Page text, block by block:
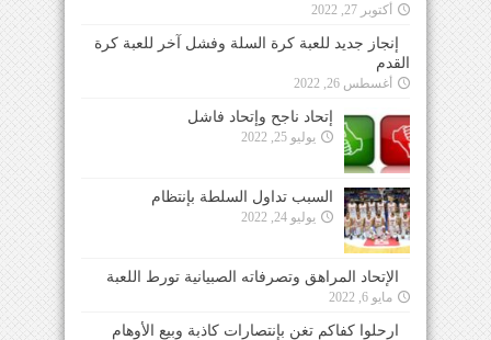
أكتوبر 27, 2022
إنجاز جديد للعبة كرة السلة وفشل آخر للعبة كرة
القدم
أغسطس 26, 2022
إتحاد ناجح وإتحاد فاشل
يوليو 25, 2022
السبب تداول السلطة بإنتظام
يوليو 24, 2022
الإتحاد المراهق وتصرفاته الصبيانية تورط اللعبة
مايو 6, 2022
ارحلوا كفاكم تغنٍ بإنتصارات كاذبة وبيع الأوهام